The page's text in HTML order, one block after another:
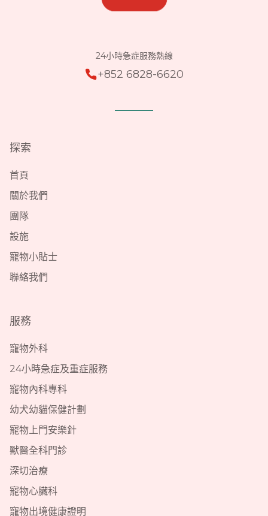
24小時急症服務熱線
+852 6828-6620
探索
首頁
關於我們
團隊
設施
寵物小貼士
聯絡我們
服務
寵物外科
24小時急症及重症服務
寵物內科專科
幼犬幼貓保健計劃
寵物上門安樂針
獸醫全科門診
深切治療
寵物心臟科
寵物出境健康證明